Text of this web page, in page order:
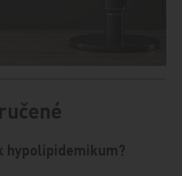
hypolipidemikum?